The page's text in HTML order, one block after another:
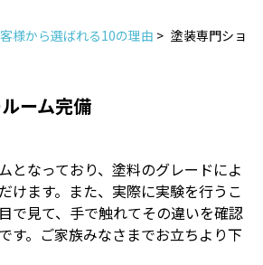
お問い合わせ
ヨネヤの施工実績
よくあるご質問
様から選ばれる10の理由 > 塗装専門ショ
ーム完備
となっており、塗料のグレードによ
けます。また、実際に実験を行うこ
で見て、手で触れてその違いを確認
す。ご家族みなさまでお立ちより下